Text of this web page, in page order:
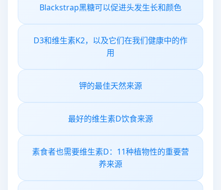
Blackstrap黑糖可以促进头发生长和颜色
D3和维生素K2，以及它们在我们健康中的作
用
钾的最佳天然来源
最好的维生素D饮食来源
素食者也需要维生素D：11种植物性的重要营
养来源